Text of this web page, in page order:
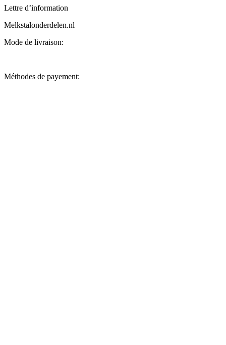
Lettre d’information
Melkstalonderdelen.nl
Mode de livraison:
Méthodes de payement: